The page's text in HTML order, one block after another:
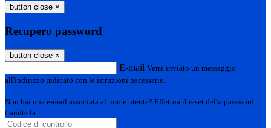
button close ×
Recupero password
button close ×
E-mail Verrà inviato un messaggio
all'indirizzo indicato con le istruzioni necessarie.
Non hai una e-mail associata al nome utente? Effettua il reset della password
tramite la